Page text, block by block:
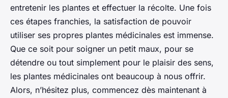
entretenir les plantes et effectuer la récolte. Une fois
ces étapes franchies, la satisfaction de pouvoir
utiliser ses propres plantes médicinales est immense.
Que ce soit pour soigner un petit maux, pour se
détendre ou tout simplement pour le plaisir des sens,
les plantes médicinales ont beaucoup à nous offrir.
Alors, n’hésitez plus, commencez dès maintenant à